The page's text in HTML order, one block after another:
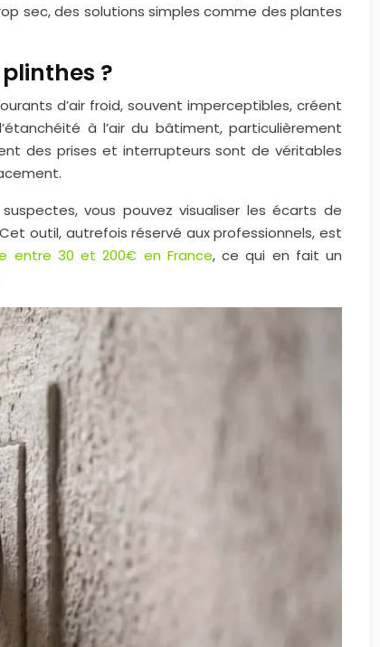
sec, des solutions simples comme des plantes
?
d’air froid, souvent imperceptibles, créent
à l’air du bâtiment, particulièrement
des prises et interrupteurs sont de véritables
vous pouvez visualiser les écarts de
outil, autrefois réservé aux professionnels, est
entre 30 et 200€ en France, ce qui en fait un